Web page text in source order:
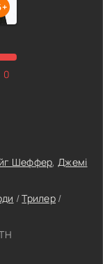
0
Шеффер,Джемі
/Трилер /